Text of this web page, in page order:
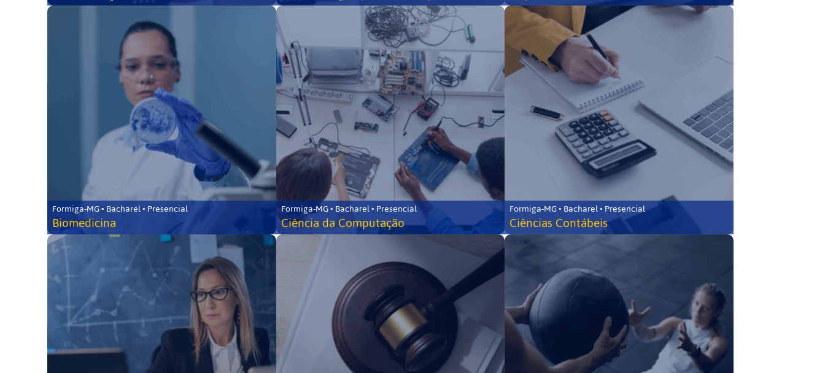
Formiga-MG • Bacharel • Presencial
Biomedicina
Formiga-MG • Bacharel • Presencial
Ciência da Computação
Formiga-MG • Bacharel • Presencial
Ciências Contábeis